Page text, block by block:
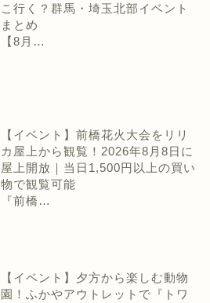
こ行く？群馬・埼玉北部イベント
まとめ
【8月…
【イベント】前橋花火大会をリリ
カ屋上から観覧！2026年8月8日に
屋上開放｜当日1,500円以上の買い
物で観覧可能
『前橋…
【イベント】夕方から楽しむ動物
園！ふかやアウトレットで『トワ